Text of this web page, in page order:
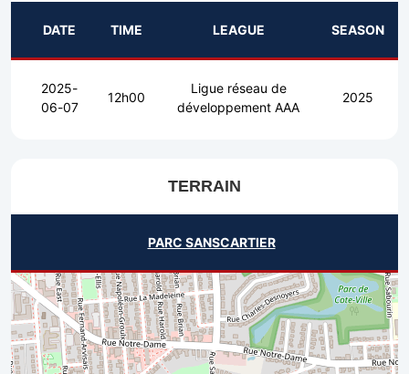
DATE TIME LEAGUE SEASON
2025-
06-07
12h00
Ligue réseau de
développement AAA
2025
TERRAIN
PARC SANSCARTIER